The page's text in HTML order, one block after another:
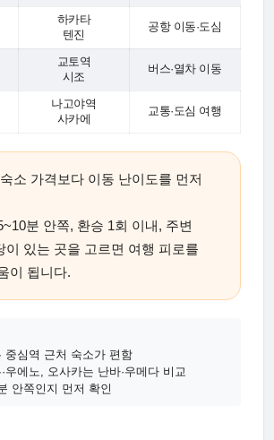
하카타
텐진
공항 이동·도심
교토역
시조
버스·열차 이동
나고야역
사카에
교통·도심 여행
소 가격보다 이동 난이도를 먼저
분 안쪽, 환승 1회 이내, 주변
이 있는 곳을 고르면 여행 피로를
이 됩니다.
중심역 근처 숙소가 편함
우에노, 오사카는 난바·우메다 비교
안쪽인지 먼저 확인